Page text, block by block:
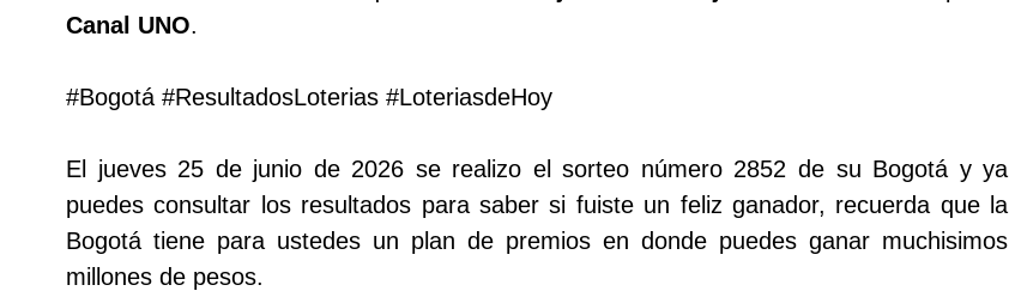
Extra de Colombia
Antioqueñita Día
Canal UNO.
#Bogotá #ResultadosLoterias #LoteriasdeHoy
El jueves 25 de junio de 2026 se realizo el sorteo número 2852 de su Bogotá y ya
puedes consultar los resultados para saber si fuiste un feliz ganador, recuerda que la
Bogotá tiene para ustedes un plan de premios en donde puedes ganar muchisimos
millones de pesos.